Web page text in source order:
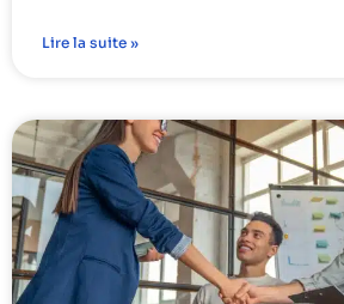
Lire la suite »